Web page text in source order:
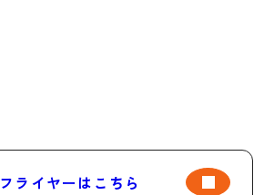
フライヤーはこちら